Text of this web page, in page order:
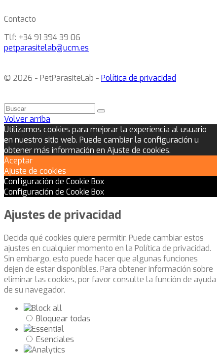
Contacto
Tlf: +34 91 394 39 06
petparasitelab@ucm.es
© 2026 - PetParasiteLab - Política de privacidad
Volver arriba
Utilizamos cookies para mejorar la experiencia al usuario
en nuestro sitio web. Puede cambiar la configuración u
obtener más información en Ajuste de cookies.
Aceptar
Ajuste de cookies
Configuración de Cookie Box
Configuración de Cookie Box
Ajustes de privacidad
Decida qué cookies quiere permitir. Puede cambiar estos
ajustes en cualquier momento en la Política de privacidad.
Sin embargo, esto puede hacer que algunas funciones
dejen de estar disponibles. Para obtener información sobre
eliminar las cookies, por favor consulte la función de ayuda
de su navegador.
Bloquear todas
Esenciales